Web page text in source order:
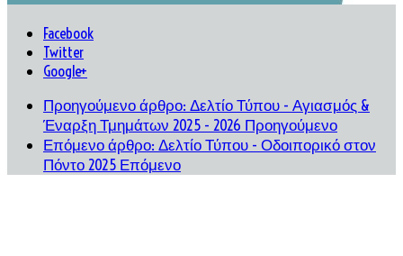
Facebook
Twitter
Google+
Προηγούμενο άρθρο: Δελτίο Τύπου - Αγιασμός &
Έναρξη Τμημάτων 2025 - 2026 Προηγούμενο
Επόμενο άρθρο: Δελτίο Τύπου - Οδοιπορικό στον
Πόντο 2025 Επόμενο